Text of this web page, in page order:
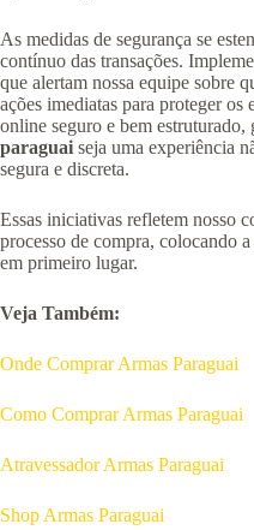
As medidas de segurança se
contínuo das transações.
que alertam nossa equipe sobre
ações imediatas para proteger
online seguro e bem estruturado,
paraguai seja uma experiência
segura e discreta.
Essas iniciativas refletem nosso
processo de compra, colocando
em primeiro lugar.
Veja Também:
Onde Comprar Armas Paraguai
Como Comprar Armas Paraguai
Atravessador Armas Paraguai
Shop Armas Paraguai